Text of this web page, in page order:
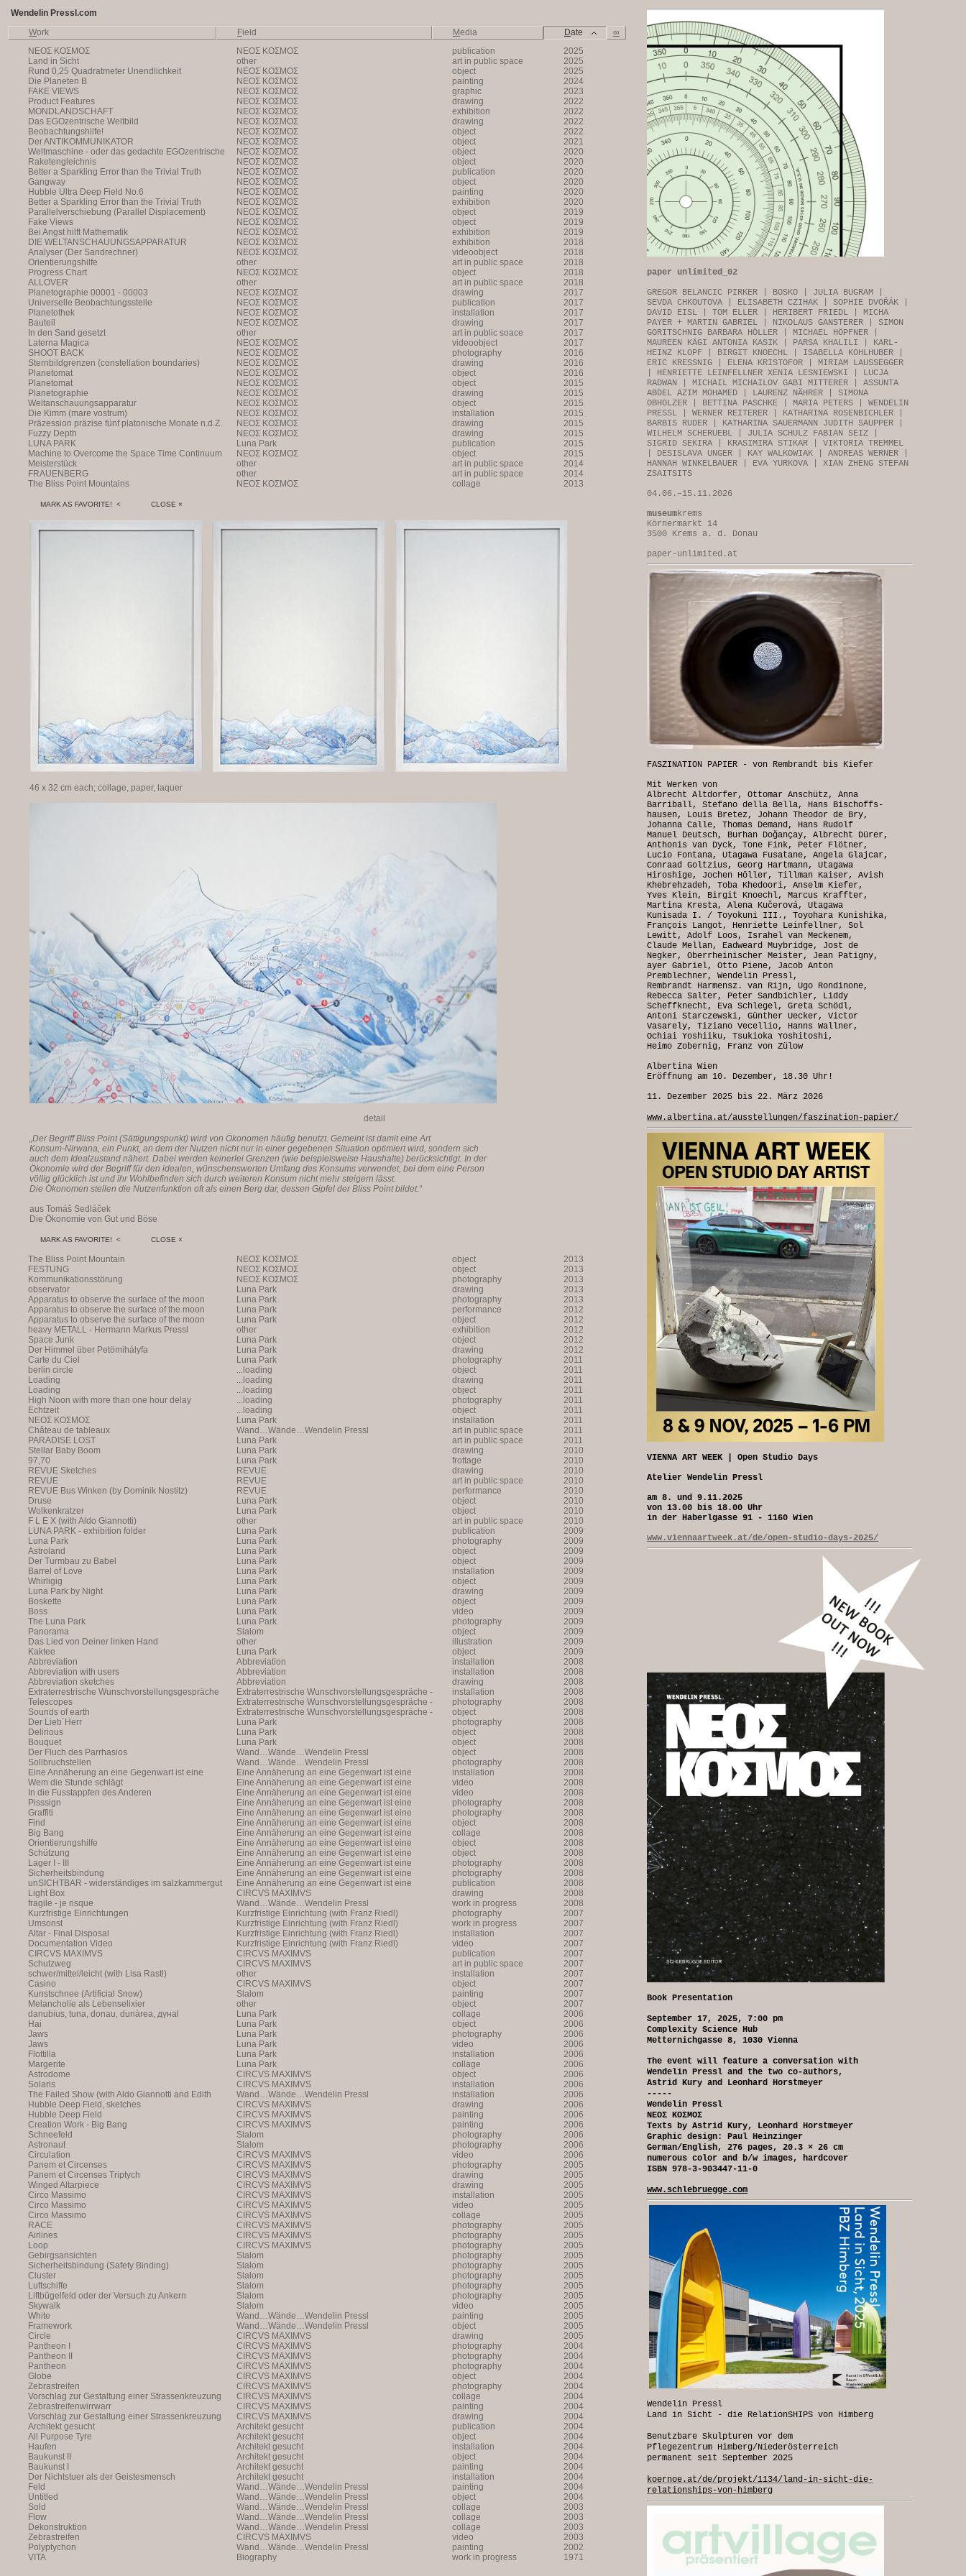
Wendelin Pressl.com
Work Field Media Date
∞
NEOΣ KOΣMOΣ
NEOΣ KOΣMOΣ publication
2025
Land in Sicht
other art in public space
2025
Rund 0,25 Quadratmeter Unendlichkeit
NEOΣ KOΣMOΣ object
2025
Die Planeten B
NEOΣ KOΣMOΣ painting
2024
FAKE VIEWS
NEOΣ KOΣMOΣ graphic
2023
Product Features
NEOΣ KOΣMOΣ drawing
2022
MONDLANDSCHAFT
NEOΣ KOΣMOΣ exhibition
2022
Das EGOzentrische Weltbild
NEOΣ KOΣMOΣ drawing
2022
Beobachtungshilfe!
NEOΣ KOΣMOΣ object
2022
Der ANTIKOMMUNIKATOR
NEOΣ KOΣMOΣ object
2021
Weltmaschine - oder das gedachte EGOzentrische
Weltbild
NEOΣ KOΣMOΣ object
2020
Raketengleichnis
NEOΣ KOΣMOΣ object
2020
Better a Sparkling Error than the Trivial Truth
NEOΣ KOΣMOΣ publication
2020
Gangway
NEOΣ KOΣMOΣ object
2020
Hubble Ultra Deep Field No.6
NEOΣ KOΣMOΣ painting
2020
Better a Sparkling Error than the Trivial Truth
NEOΣ KOΣMOΣ exhibition
2020
Parallelverschiebung (Parallel Displacement)
NEOΣ KOΣMOΣ object
2019
Fake Views
NEOΣ KOΣMOΣ object
2019
Bei Angst hilft Mathematik
NEOΣ KOΣMOΣ exhibition
2019
DIE WELTANSCHAUUNGSAPPARATUR
NEOΣ KOΣMOΣ exhibition
2018
Analyser (Der Sandrechner)
NEOΣ KOΣMOΣ videoobject
2018
Orientierungshilfe
other art in public space
2018
Progress Chart
NEOΣ KOΣMOΣ object
2018
ALLOVER
other art in public space
2018
Planetographie 00001 - 00003
NEOΣ KOΣMOΣ drawing
2017
Universelle Beobachtungsstelle
NEOΣ KOΣMOΣ publication
2017
Planetothek
NEOΣ KOΣMOΣ installation
2017
Bauteil
NEOΣ KOΣMOΣ drawing
2017
In den Sand gesetzt
other art in public soace
2017
Laterna Magica
NEOΣ KOΣMOΣ videoobject
2017
SHOOT BACK
NEOΣ KOΣMOΣ photography
2016
Sternbildgrenzen (constellation boundaries)
NEOΣ KOΣMOΣ drawing
2016
Planetomat
NEOΣ KOΣMOΣ object
2016
Planetomat
NEOΣ KOΣMOΣ object
2015
Planetographie
NEOΣ KOΣMOΣ drawing
2015
Weltanschauungsapparatur
NEOΣ KOΣMOΣ object
2015
Die Kimm (mare vostrum)
NEOΣ KOΣMOΣ installation
2015
Präzession präzise fünf platonische Monate n.d.Z.
NEOΣ KOΣMOΣ drawing
2015
Fuzzy Depth
NEOΣ KOΣMOΣ drawing
2015
LUNA PARK
Luna Park publication
2015
Machine to Overcome the Space Time Continuum
NEOΣ KOΣMOΣ object
2015
Meisterstück
other art in public space
2014
FRAUENBERG
other art in public space
2014
The Bliss Point Mountains
NEOΣ KOΣMOΣ collage 2013
MARK AS FAVORITE! < CLOSE ×
46 x 32 cm each; collage, paper, laquer
detail
„Der Begriff Bliss Point (Sättigungspunkt) wird von Ökonomen häufig benutzt. Gemeint ist damit eine Art
Konsum-Nirwana, ein Punkt, an dem der Nutzen nicht nur in einer gegebenen Situation optimiert wird, sondern sich
auch dem Idealzustand nähert. Dabei werden keinerlei Grenzen (wie beispielsweise Haushalte) berücksichtigt. In der
Ökonomie wird der Begriff für den idealen, wünschenswerten Umfang des Konsums verwendet, bei dem eine Person
völlig glücklich ist und ihr Wohlbefinden sich durch weiteren Konsum nicht mehr steigern lässt.
Die Ökonomen stellen die Nutzenfunktion oft als einen Berg dar, dessen Gipfel der Bliss Point bildet.“
aus Tomáš Sedláček
Die Ökonomie von Gut und Böse
MARK AS FAVORITE! < CLOSE ×
The Bliss Point Mountain NEOΣ KOΣMOΣ object
2013
FESTUNG
NEOΣ KOΣMOΣ object
2013
Kommunikationsstörung
NEOΣ KOΣMOΣ photography
2013
observator
Luna Park drawing
2013
Apparatus to observe the surface of the moon
Luna Park photography
2013
Apparatus to observe the surface of the moon
Luna Park performance
2012
Apparatus to observe the surface of the moon
Luna Park object
2012
heavy METALL - Hermann Markus Pressl
other exhibition
2012
Space Junk
Luna Park object
2012
Der Himmel über Petömihályfa
Luna Park drawing
2012
Carte du Ciel
Luna Park photography
2011
berlin circle
...loading object
2011
Loading
...loading drawing
2011
Loading
...loading object
2011
High Noon with more than one hour delay
...loading photography
2011
Echtzeit
...loading object
2011
NEOΣ KOΣMOΣ
Luna Park installation
2011
Château de tableaux
Wand…Wände…Wendelin Pressl art in public space
2011
PARADISE LOST
Luna Park art in public space
2011
Stellar Baby Boom
Luna Park drawing
2010
97,70
Luna Park frottage
2010
REVUE Sketches
REVUE drawing
2010
REVUE
REVUE art in public space
2010
REVUE Bus Winken (by Dominik Nostitz)
REVUE performance
2010
Druse
Luna Park object
2010
Wolkenkratzer
Luna Park object
2010
F L E X (with Aldo Giannotti)
other art in public space
2010
LUNA PARK - exhibition folder
Luna Park publication
2009
Luna Park
Luna Park photography
2009
Astroland
Luna Park object
2009
Der Turmbau zu Babel
Luna Park object
2009
Barrel of Love
Luna Park installation
2009
Whirligig
Luna Park object
2009
Luna Park by Night
Luna Park drawing
2009
Boskette
Luna Park object
2009
Boss
Luna Park video
2009
The Luna Park
Luna Park photography
2009
Panorama
Slalom object
2009
Das Lied von Deiner linken Hand
other illustration
2009
Kaktee
Luna Park object
2009
Abbreviation
Abbreviation installation
2008
Abbreviation with users
Abbreviation installation
2008
Abbreviation sketches
Abbreviation drawing
2008
Extraterrestrische Wunschvorstellungsgespräche
Extraterrestrische Wunschvorstellungsgespräche -
(with Markus Hofer)
installation
2008
Telescopes
Extraterrestrische Wunschvorstellungsgespräche -
(with Markus Hofer)
photography
2008
Sounds of earth
Extraterrestrische Wunschvorstellungsgespräche -
(with Markus Hofer)
object
2008
Der Lieb´Herr
Luna Park photography
2008
Delirious
Luna Park object
2008
Bouquet
Luna Park object
2008
Der Fluch des Parrhasios
Wand…Wände…Wendelin Pressl object
2008
Sollbruchstellen
Wand…Wände…Wendelin Pressl photography
2008
Eine Annäherung an eine Gegenwart ist eine
Annäherung an eine Ann
Eine Annäherung an eine Gegenwart ist eine
Annäherung an eine Annäherung an eine
Vergangenheit ist eine Annäherung an eine Zukunft
installation
2008
Wem die Stunde schlägt
Eine Annäherung an eine Gegenwart ist eine
Annäherung an eine Annäherung an eine
Vergangenheit ist eine Annäherung an eine Zukunft
video
2008
In die Fusstappfen des Anderen
Eine Annäherung an eine Gegenwart ist eine
Annäherung
video
2008
Pisssign
Eine Annäherung an eine Gegenwart ist eine
Annäherung an eine Annäherung an eine
Vergangenheit ist eine Annäherung an eine Zukunft
photography
2008
Graffiti
Eine Annäherung an eine Gegenwart ist eine
Annäherung an eine Annäherung an eine
Vergangenheit ist eine Annäherung an eine Zukunft
photography
2008
Find
Eine Annäherung an eine Gegenwart ist eine
Annäherung an eine Annäherung an eine
Vergangenheit ist eine Annäherung an eine Zukunft
object
2008
Big Bang
Eine Annäherung an eine Gegenwart ist eine
Annäherung an eine Annäherung an eine
Vergangenheit ist eine Annäherung an eine Zukunft
collage
2008
Orientierungshilfe
Eine Annäherung an eine Gegenwart ist eine
Annäherung an eine Annäherung an eine
Vergangenheit ist eine Annäherung an eine Zukunft
object
2008
Schützung
Eine Annäherung an eine Gegenwart ist eine
Annäherung an eine Annäherung an eine
Vergangenheit ist eine Annäherung an eine Zukunft
object
2008
Lager I - III
Eine Annäherung an eine Gegenwart ist eine
Annäherung an eine Annäherung an eine
Vergangenheit ist eine Annäherung an eine Zukunft
photography
2008
Sicherheitsbindung
Eine Annäherung an eine Gegenwart ist eine
Annäherung an eine Annäherung an eine
Vergangenheit ist eine Annäherung an eine Zukunft
photography
2008
unSICHTBAR - widerständiges im salzkammergut
Eine Annäherung an eine Gegenwart ist eine
Annäherung
publication
2008
Light Box
CIRCVS MAXIMVS drawing
2008
fragile - je risque
Wand…Wände…Wendelin Pressl work in progress
2008
Kurzfristige Einrichtungen
Kurzfristige Einrichtung (with Franz Riedl) photography
2007
Umsonst
Kurzfristige Einrichtung (with Franz Riedl) work in progress
2007
Altar - Final Disposal
Kurzfristige Einrichtung (with Franz Riedl) installation
2007
Documentation Video
Kurzfristige Einrichtung (with Franz Riedl) video
2007
CIRCVS MAXIMVS
CIRCVS MAXIMVS publication
2007
Schutzweg
CIRCVS MAXIMVS art in public space
2007
schwer/mittel/leicht (with Lisa Rastl)
other installation
2007
Casino
CIRCVS MAXIMVS object
2007
Kunstschnee (Artificial Snow)
Slalom painting
2007
Melancholie als Lebenselixier
other object
2007
danubius, tuna, donau, dunàrea, дүнаl
Luna Park collage
2006
Hai
Luna Park object
2006
Jaws
Luna Park photography
2006
Jaws
Luna Park video
2006
Flottilla
Luna Park installation
2006
Margerite
Luna Park collage
2006
Astrodome
CIRCVS MAXIMVS object
2006
Solaris
CIRCVS MAXIMVS installation
2006
The Failed Show (with Aldo Giannotti and Edith
Payer)
Wand…Wände…Wendelin Pressl installation
2006
Hubble Deep Field, sketches
CIRCVS MAXIMVS drawing
2006
Hubble Deep Field
CIRCVS MAXIMVS painting
2006
Creation Work - Big Bang
CIRCVS MAXIMVS painting
2006
Schneefeld
Slalom photography
2006
Astronaut
Slalom photography
2006
Circulation
CIRCVS MAXIMVS video
2006
Panem et Circenses
CIRCVS MAXIMVS photography
2005
Panem et Circenses Triptych
CIRCVS MAXIMVS drawing
2005
Winged Altarpiece
CIRCVS MAXIMVS drawing
2005
Circo Massimo
CIRCVS MAXIMVS installation
2005
Circo Massimo
CIRCVS MAXIMVS video
2005
Circo Massimo
CIRCVS MAXIMVS collage
2005
RACE
CIRCVS MAXIMVS photography
2005
Airlines
CIRCVS MAXIMVS photography
2005
Loop
CIRCVS MAXIMVS photography
2005
Gebirgsansichten
Slalom photography
2005
Sicherheitsbindung (Safety Binding)
Slalom photography
2005
Cluster
Slalom photography
2005
Luftschiffe
Slalom photography
2005
Liftbügelfeld oder der Versuch zu Ankern
Slalom photography
2005
Skywalk
Slalom video
2005
White
Wand…Wände…Wendelin Pressl painting
2005
Framework
Wand…Wände…Wendelin Pressl object
2005
Circle
CIRCVS MAXIMVS drawing
2005
Pantheon I
CIRCVS MAXIMVS photography
2004
Pantheon II
CIRCVS MAXIMVS photography
2004
Pantheon
CIRCVS MAXIMVS photography
2004
Globe
CIRCVS MAXIMVS object
2004
Zebrastreifen
CIRCVS MAXIMVS photography
2004
Vorschlag zur Gestaltung einer Strassenkreuzung
CIRCVS MAXIMVS collage
2004
Zebrastreifenwirrwarr
CIRCVS MAXIMVS painting
2004
Vorschlag zur Gestaltung einer Strassenkreuzung
CIRCVS MAXIMVS drawing
2004
Architekt gesucht
Architekt gesucht publication
2004
All Purpose Tyre
Architekt gesucht object
2004
Haufen
Architekt gesucht installation
2004
Baukunst II
Architekt gesucht object
2004
Baukunst I
Architekt gesucht painting
2004
Der Nichtstuer als der Geistesmensch
Architekt gesucht installation
2004
Feld
Wand…Wände…Wendelin Pressl painting
2004
Untitled
Wand…Wände…Wendelin Pressl object
2004
Sold
Wand…Wände…Wendelin Pressl collage
2003
Flow
Wand…Wände…Wendelin Pressl collage
2003
Dekonstruktion
Wand…Wände…Wendelin Pressl collage
2003
Zebrastreifen
CIRCVS MAXIMVS video
2003
Polyptychon
Wand…Wände…Wendelin Pressl painting
2002
VITA
Biography work in progress 1971
paper unlimited_02
GREGOR BELANCIC PIRKER | BOSKO | JULIA BUGRAM |
SEVDA CHKOUTOVA | ELISABETH CZIHAK | SOPHIE DVOŘÁK |
DAVID EISL | TOM ELLER | HERIBERT FRIEDL | MICHA
PAYER + MARTIN GABRIEL | NIKOLAUS GANSTERER | SIMON
GORITSCHNIG BARBARA HÖLLER | MICHAEL HÖPFNER |
MAUREEN KÄGI ANTONIA KASIK | PARSA KHALILI | KARL-
HEINZ KLOPF | BIRGIT KNOECHL | ISABELLA KOHLHUBER |
ERIC KRESSNIG | ELENA KRISTOFOR | MIRIAM LAUSSEGGER
| HENRIETTE LEINFELLNER XENIA LESNIEWSKI | LUCJA
RADWAN | MICHAIL MICHAILOV GABI MITTERER | ASSUNTA
ABDEL AZIM MOHAMED | LAURENZ NÄHRER | SIMONA
OBHOLZER | BETTINA PASCHKE | MARIA PETERS | WENDELIN
PRESSL | WERNER REITERER | KATHARINA ROSENBICHLER |
BARBIS RUDER | KATHARINA SAUERMANN JUDITH SAUPPER |
WILHELM SCHERUEBL | JULIA SCHULZ FABIAN SEIZ |
SIGRID SEKIRA | KRASIMIRA STIKAR | VIKTORIA TREMMEL
| DESISLAVA UNGER | KAY WALKOWIAK | ANDREAS WERNER |
HANNAH WINKELBAUER | EVA YURKOVA | XIAN ZHENG STEFAN
ZSAITSITS
04.06.–15.11.2026
museumkrems
Körnermarkt 14
3500 Krems a. d. Donau
paper-unlimited.at
FASZINATION PAPIER - von Rembrandt bis Kiefer
Mit Werken von
Albrecht Altdorfer, Ottomar Anschütz, Anna
Barriball, Stefano della Bella, Hans Bischoffs-
hausen, Louis Bretez, Johann Theodor de Bry,
Johanna Calle, Thomas Demand, Hans Rudolf
Manuel Deutsch, Burhan Doğançay, Albrecht Dürer,
Anthonis van Dyck, Tone Fink, Peter Flötner,
Lucio Fontana, Utagawa Fusatane, Angela Glajcar,
Conraad Goltzius, Georg Hartmann, Utagawa
Hiroshige, Jochen Höller, Tillman Kaiser, Avish
Khebrehzadeh, Toba Khedoori, Anselm Kiefer,
Yves Klein, Birgit Knoechl, Marcus Kraffter,
Martina Kresta, Alena Kučerová, Utagawa
Kunisada I. / Toyokuni III., Toyohara Kunishika,
François Langot, Henriette Leinfellner, Sol
Lewitt, Adolf Loos, Israhel van Meckenem,
Claude Mellan, Eadweard Muybridge, Jost de
Negker, Oberrheinischer Meister, Jean Patigny,
ayer Gabriel, Otto Piene, Jacob Anton
Premblechner, Wendelin Pressl,
Rembrandt Harmensz. van Rijn, Ugo Rondinone,
Rebecca Salter, Peter Sandbichler, Liddy
Scheffknecht, Eva Schlegel, Greta Schödl,
Antoni Starczewski, Günther Uecker, Victor
Vasarely, Tiziano Vecellio, Hanns Wallner,
Ochiai Yoshiiku, Tsukioka Yoshitoshi,
Heimo Zobernig, Franz von Zülow
Albertina Wien
Eröffnung am 10. Dezember, 18.30 Uhr!
11. Dezember 2025 bis 22. März 2026
www.albertina.at/ausstellungen/faszination-papier/
VIENNA ART WEEK | Open Studio Days
Atelier Wendelin Pressl
am 8. und 9.11.2025
von 13.00 bis 18.00 Uhr
in der Haberlgasse 91 - 1160 Wien
www.viennaartweek.at/de/open-studio-days-2025/
Book Presentation
September 17, 2025, 7:00 pm
Complexity Science Hub
Metternichgasse 8, 1030 Vienna
The event will feature a conversation with
Wendelin Pressl and the two co-authors,
Astrid Kury and Leonhard Horstmeyer
-----
Wendelin Pressl
NEOΣ KOΣMOΣ
Texts by Astrid Kury, Leonhard Horstmeyer
Graphic design: Paul Heinzinger
German/English, 276 pages, 20.3 × 26 cm
numerous color and b/w images, hardcover
ISBN 978-3-903447-11-0
www.schlebruegge.com
Wendelin Pressl
Land in Sicht - die RelationSHIPS von Himberg
Benutzbare Skulpturen vor dem
Pflegezentrum Himberg/Niederösterreich
permanent seit September 2025
koernoe.at/de/projekt/1134/land-in-sicht-die-
relationships-von-himberg